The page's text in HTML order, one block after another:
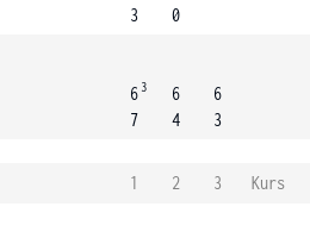
3
0
6 3
7
6
4
6
3
1 2 3
Kurs